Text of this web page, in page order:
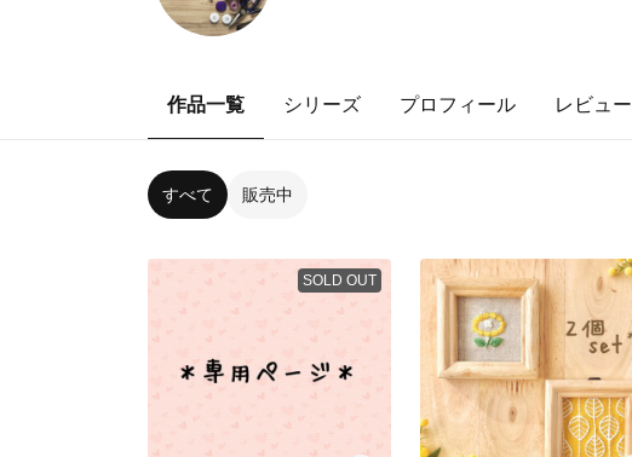
作品一覧 シリーズ プロフィール レビュー
すべて 販売中
SOLD OUT